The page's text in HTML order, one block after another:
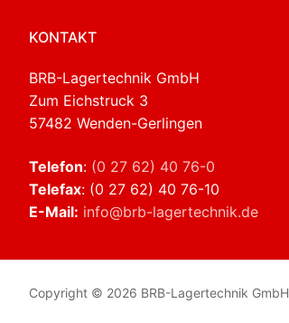
KONTAKT
BRB-Lagertechnik GmbH
Zum Eichstruck 3
57482 Wenden-Gerlingen
Telefon: (0 27 62) 40 76-0
Telefax: (0 27 62) 40 76-10
E-Mail: info@brb-lagertechnik.de
Copyright © 2026 BRB-Lagertechnik GmbH